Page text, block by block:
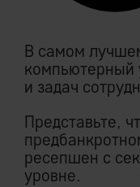
В самом
компьютерный
и задач
Представьте,
ресепшен с
уровне.